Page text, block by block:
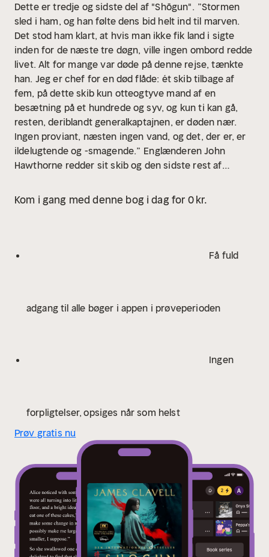
Dette er tredje og sidste del af "Shōgun". ”Stormen
sled i ham, og han følte dens bid helt ind til marven.
Det stod ham klart, at hvis man ikke fik land i sigte
inden for de næste tre døgn, ville ingen ombord redde
livet. Alt for mange var døde på denne rejse, tænkte
han. Jeg er chef for en død flåde: ét skib tilbage af
fem, på dette skib kun otteogtyve mand af en
besætning på et hundrede og syv, og kun ti kan gå,
resten, deriblandt generalkaptajnen, er døden nær.
Ingen proviant, næsten ingen vand, og det, der er, er
ildelugtende og -smagende.” Englænderen John
Hawthorne redder sit skib og den sidste rest af
og det er de færreste europæere, der overhovedet
kender til landets eksistens. Her møder der ham et
kontrast til den, han er vant til, men han har intet
forsøger at begå sig i de højeste samfundslag, holdes
Bogen er første del i James Clavells legendariske
blevet filmatiseret som miniserie på FX.
manuskriptforfatter og instruktør. Han var særligt
kendt for sine populære, actionfyldte romaner, hvoraf
mange udspillede sig i asiatiske kulturer.
Kom i gang med denne bog i dag for 0 kr.
Få fuld
adgang til alle bøger i appen i prøveperioden
Ingen
forpligtelser, opsiges når som helst
Prøv gratis nu